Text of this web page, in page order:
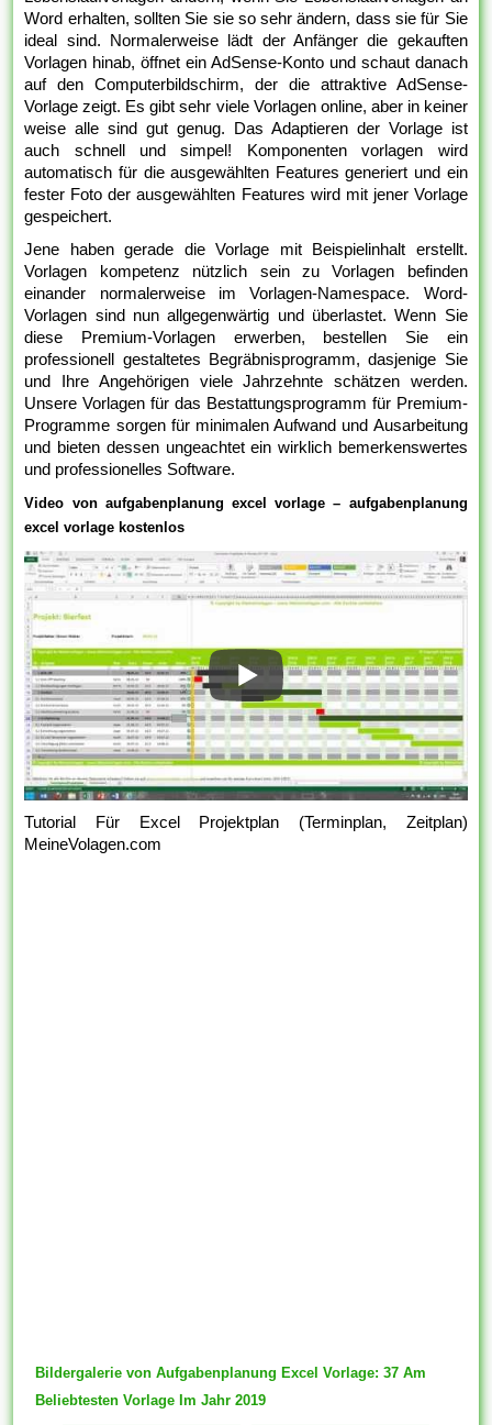
Word erhalten, sollten Sie sie so sehr ändern, dass sie für Sie
ideal sind. Normalerweise lädt der Anfänger die gekauften
Vorlagen hinab, öffnet ein AdSense-Konto und schaut danach
auf den Computerbildschirm, der die attraktive AdSense-
Vorlage zeigt. Es gibt sehr viele Vorlagen online, aber in keiner
weise alle sind gut genug. Das Adaptieren der Vorlage ist
auch schnell und simpel! Komponenten vorlagen wird
automatisch für die ausgewählten Features generiert und ein
fester Foto der ausgewählten Features wird mit jener Vorlage
gespeichert.
Jene haben gerade die Vorlage mit Beispielinhalt erstellt.
Vorlagen kompetenz nützlich sein zu Vorlagen befinden
einander normalerweise im Vorlagen-Namespace. Word-
Vorlagen sind nun allgegenwärtig und überlastet. Wenn Sie
diese Premium-Vorlagen erwerben, bestellen Sie ein
professionell gestaltetes Begräbnisprogramm, dasjenige Sie
und Ihre Angehörigen viele Jahrzehnte schätzen werden.
Unsere Vorlagen für das Bestattungsprogramm für Premium-
Programme sorgen für minimalen Aufwand und Ausarbeitung
und bieten dessen ungeachtet ein wirklich bemerkenswertes
und professionelles Software.
Video von aufgabenplanung excel vorlage – aufgabenplanung
excel vorlage kostenlos
Tutorial Für Excel Projektplan (Terminplan, Zeitplan)
MeineVolagen.com
Bildergalerie von Aufgabenplanung Excel Vorlage: 37 Am
Beliebtesten Vorlage Im Jahr 2019